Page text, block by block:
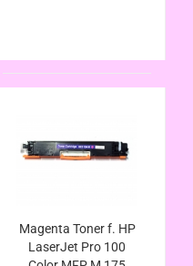
Magenta Toner f. HP
LaserJet Pro 100